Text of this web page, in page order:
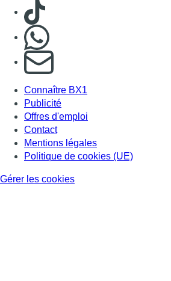
Consulter TikTok
S'abonner à notre newsletter
Connaître BX1
Publicité
Offres d'emploi
Contact
Mentions légales
Politique de cookies (UE)
Gérer les cookies